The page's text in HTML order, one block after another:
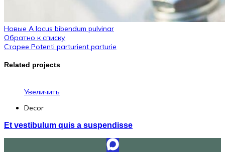
Новые A lacus bibendum pulvinar
Обратно к списку
Старее Potenti parturient parturie
Related projects
Увеличить
Decor
Et vestibulum quis a suspendisse